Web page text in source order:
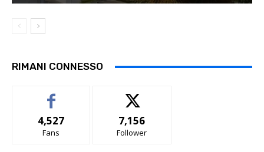
RIMANI CONNESSO
4,527
Fans
7,156
Follower